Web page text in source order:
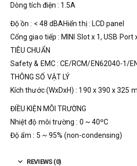
Dòng tích điện : 1.5A
Độ ồn : < 48 dBAHiển thị : LCD panel
Cổng giao tiếp : MINI Slot x 1, USB Port
TIÊU CHUẨN
Safety & EMC : CE/RCM/EN62040-1/
THÔNG SỐ VẬT LÝ
Kích thước (WxDxH) : 190 x 390 x 325
ĐIỀU KIỆN MÔI TRƯỜNG
Nhiệt độ môi trường : 0 ~ 40ºC
Độ ẩm : 5 ~ 95% (non-condensing)
REVIEWS (0)